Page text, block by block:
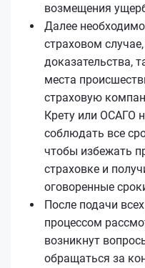
возмещения
Далее
страховом
доказательства,
места
страховую
Крету или ОСАГО
соблюдать все
чтобы избежать
страховке и
оговоренные
После подачи
процессом
возникнут
обращаться за